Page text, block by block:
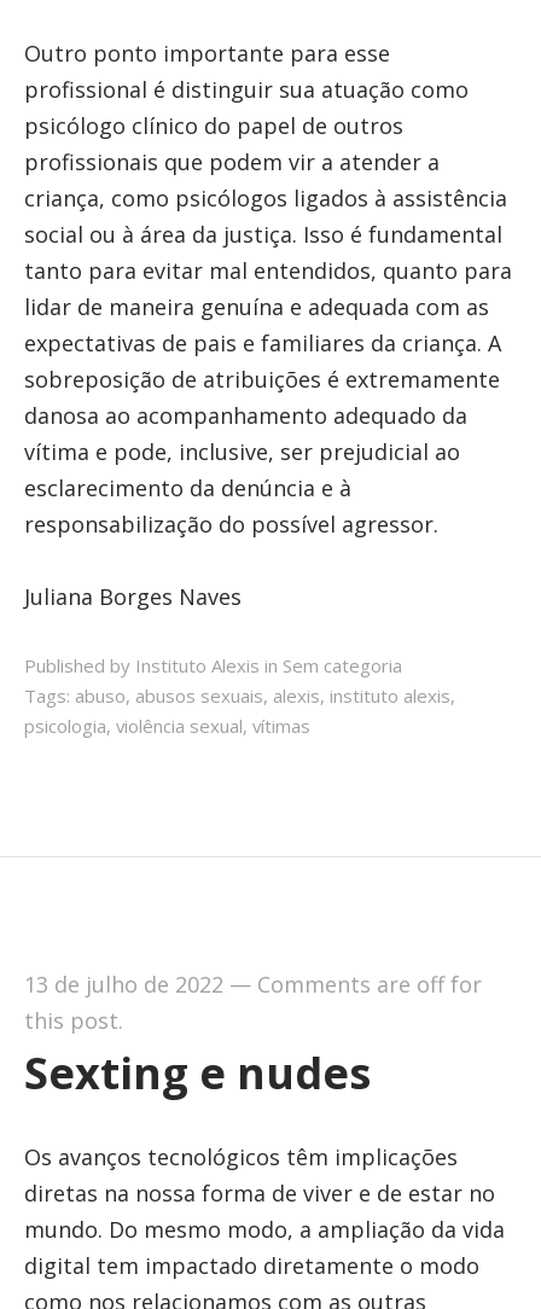
Outro ponto importante para esse
profissional é distinguir sua atuação como
psicólogo clínico do papel de outros
profissionais que podem vir a atender a
criança, como psicólogos ligados à assistência
social ou à área da justiça. Isso é fundamental
tanto para evitar mal entendidos, quanto para
lidar de maneira genuína e adequada com as
expectativas de pais e familiares da criança. A
sobreposição de atribuições é extremamente
danosa ao acompanhamento adequado da
vítima e pode, inclusive, ser prejudicial ao
esclarecimento da denúncia e à
responsabilização do possível agressor.
Juliana Borges Naves
Published by Instituto Alexis in Sem categoria
Tags: abuso, abusos sexuais, alexis, instituto alexis,
psicologia, violência sexual, vítimas
13 de julho de 2022 — Comments are off for
this post.
Sexting e nudes
Os avanços tecnológicos têm implicações
diretas na nossa forma de viver e de estar no
mundo. Do mesmo modo, a ampliação da vida
digital tem impactado diretamente o modo
como nos relacionamos com as outras